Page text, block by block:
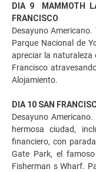
DIA 9 MAMMOTH
FRANCISCO
Desayuno
Parque Nacional de
apreciar la naturaleza
Francisco
Alojamiento.
DIA 10 SAN
Desayuno
hermosa ciudad,
financiero, con
Gate Park, el
Fisherman s Wharf.